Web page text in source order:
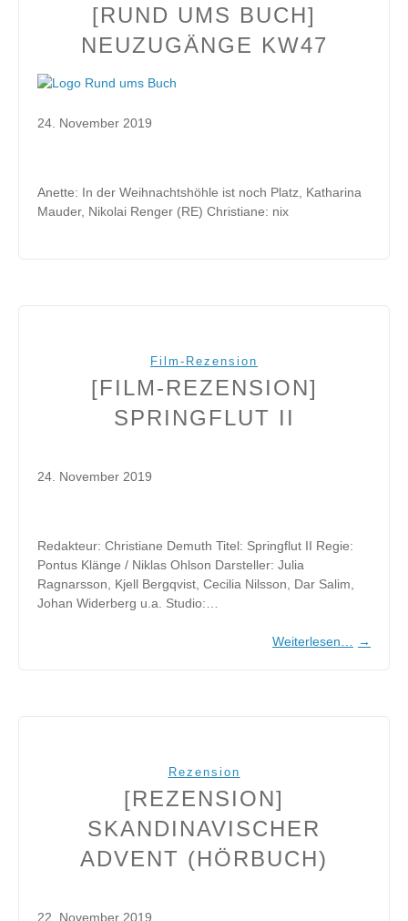
[RUND UMS BUCH]
NEUZUGÄNGE KW47
24. November 2019
Anette: In der Weihnachtshöhle ist noch Platz, Katharina
Mauder, Nikolai Renger (RE) Christiane: nix
Film-Rezension
[FILM-REZENSION]
SPRINGFLUT II
24. November 2019
Redakteur: Christiane Demuth Titel: Springflut II Regie:
Pontus Klänge / Niklas Ohlson Darsteller: Julia
Ragnarsson, Kjell Bergqvist, Cecilia Nilsson, Dar Salim,
Johan Widerberg u.a. Studio:…
Weiterlesen… →
Rezension
[REZENSION]
SKANDINAVISCHER
ADVENT (HÖRBUCH)
22. November 2019